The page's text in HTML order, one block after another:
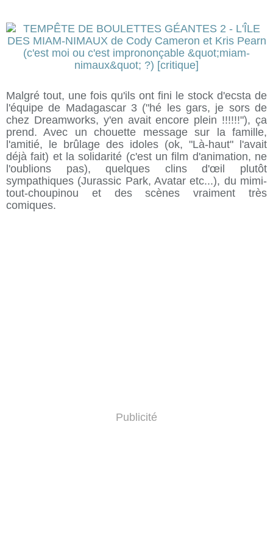
Malgré tout, une fois qu'ils ont fini le stock d'ecsta de
l'équipe de Madagascar 3 ("hé les gars, je sors de
chez Dreamworks, y'en avait encore plein !!!!!!"), ça
prend. Avec un chouette message sur la famille,
l'amitié, le brûlage des idoles (ok, "Là-haut" l'avait
déjà fait) et la solidarité (c'est un film d'animation, ne
l'oublions pas), quelques clins d'œil plutôt
sympathiques (Jurassic Park, Avatar etc...), du mimi-
tout-choupinou et des scènes vraiment très
comiques.
Publicité